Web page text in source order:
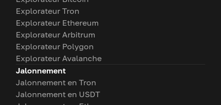
Explorateur Tron
Explorateur Ethereum
Explorateur Arbitrum
Explorateur Polygon
Explorateur Avalanche
Jalonnement
Jalonnement en Tron
Jalonnement en USDT